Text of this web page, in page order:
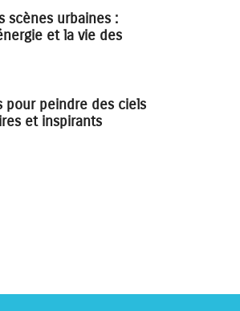
scènes urbaines :
et la vie des
pour peindre des ciels
et inspirants